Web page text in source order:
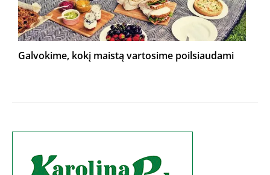
Galvokime, kokį maistą vartosime poilsiaudami